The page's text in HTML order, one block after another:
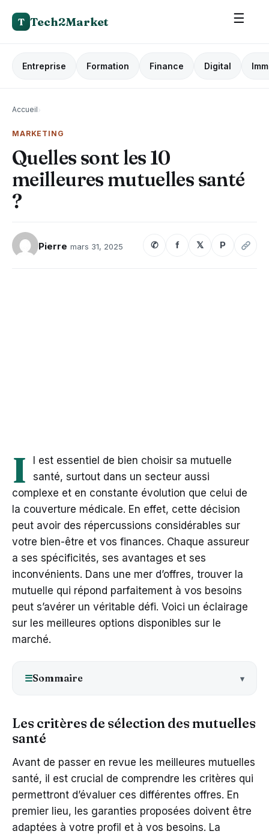
T Tech2Market ☰
Entreprise Formation Finance Digital
Accueil›
MARKETING
Quelles sont les 10
meilleures mutuelles santé
?
Pierre mars 31, 2025 ✆ f 𝕏 P
I
l est essentiel de bien choisir sa mutuelle
santé, surtout dans un secteur aussi
complexe et en constante évolution que celui de
la couverture médicale. En effet, cette décision
peut avoir des répercussions considérables sur
votre bien-être et vos finances. Chaque assureur
a ses spécificités, ses avantages et ses
inconvénients. Dans une mer d’offres, trouver la
mutuelle qui répond parfaitement à vos besoins
peut s’avérer un véritable défi. Voici un éclairage
sur les meilleures options disponibles sur le
marché.
☰Sommaire
Les critères de sélection des mutuelles
santé
Avant de passer en revue les meilleures mutuelles
santé, il est crucial de comprendre les critères qui
permettront d’évaluer ces différentes offres. En
premier lieu, les garanties proposées doivent être
adaptées à votre profil et à vos besoins. La